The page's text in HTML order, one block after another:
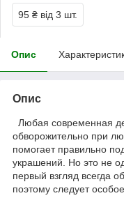
95 ₴ від 3 шт.
Опис
Опис
Любая современная
обворожительно при
помогает правильно
украшений. Но это не
первый взгляд всегда
поэтому следует